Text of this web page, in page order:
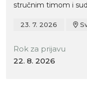
stručnim timom i
23. 7. 2026
Rok za prijavu
22. 8. 2026